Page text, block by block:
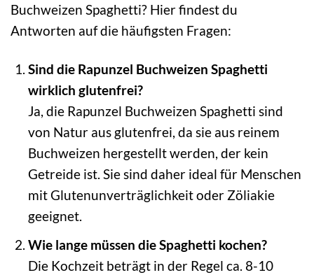
Buchweizen Spaghetti? Hier findest du
Antworten auf die häufigsten Fragen:
Sind die Rapunzel Buchweizen Spaghetti
wirklich glutenfrei?
Ja, die Rapunzel Buchweizen Spaghetti sind
von Natur aus glutenfrei, da sie aus reinem
Buchweizen hergestellt werden, der kein
Getreide ist. Sie sind daher ideal für Menschen
mit Glutenunverträglichkeit oder Zöliakie
geeignet.
Wie lange müssen die Spaghetti kochen?
Die Kochzeit beträgt in der Regel ca. 8-10